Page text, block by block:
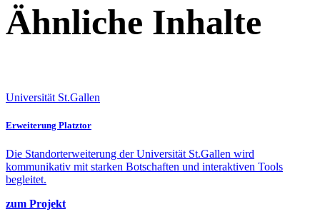
Ähnliche Inhalte
Universität St.Gallen
Erweiterung Platztor
Die Standorterweiterung der Universität St.Gallen wird
kommunikativ mit starken Botschaften und interaktiven Tools
begleitet.
zum Projekt